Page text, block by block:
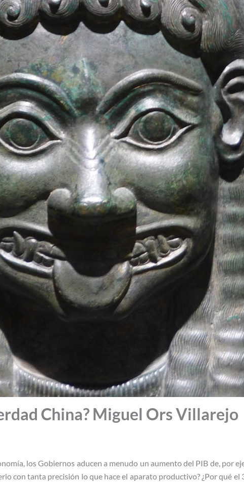
China? Miguel Ors Villarejo
los Gobiernos aducen a menudo un aumento del PIB de, por
con tanta precisión lo que hace el aparato productivo? ¿Por qué el